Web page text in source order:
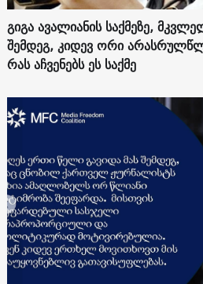
გიგა ავალიანის საქმეზე,
შემდეგ, კიდევ ორი
რას აჩვენებს ეს საქმე